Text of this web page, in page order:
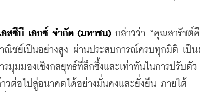
สซีบี เอกซ์ จำกัด (มหาชน) กล่าวว่า “คุณสารัชต์
ณิชย์เป็นอย่างสูง ผ่านประสบการณ์ครบทุกมิติ เป็น
มุมมองเชิงกลยุทธ์ที่ลึกซึ้งและเท่าทันในการปรับตั
วต่อไปสู่อนาคตได้อย่างมั่นคงและยั่งยืน ภายใต้